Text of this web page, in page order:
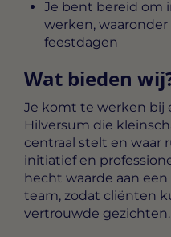
Je bent bereid om
werken,
feestdagen
Wat bieden
Je komt te werken bij
Hilversum die
centraal stelt en waar
initiatief en
hecht waarde aan
team, zodat cliënten
vertrouwde gezichten.